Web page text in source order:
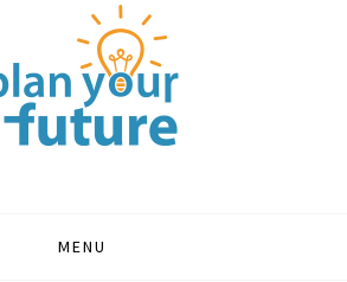
| BLOG
e formazione
MENU